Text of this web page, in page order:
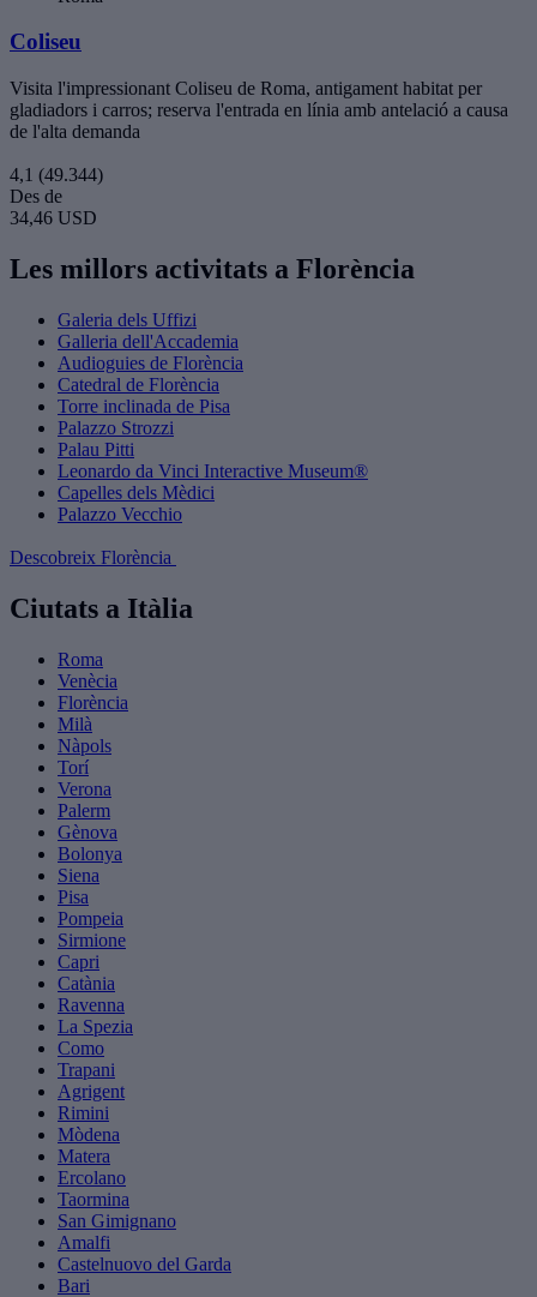
Coliseu
Visita l'impressionant Coliseu de Roma, antigament habitat per
gladiadors i carros; reserva l'entrada en línia amb antelació a causa
de l'alta demanda
4,1 (49.344)
Des de
34,46 USD
Les millors activitats a Florència
Galeria dels Uffizi
Galleria dell'Accademia
Audioguies de Florència
Catedral de Florència
Torre inclinada de Pisa
Palazzo Strozzi
Palau Pitti
Leonardo da Vinci Interactive Museum®
Capelles dels Mèdici
Palazzo Vecchio
Descobreix Florència
Ciutats a Itàlia
Roma
Venècia
Florència
Milà
Nàpols
Torí
Verona
Palerm
Gènova
Bolonya
Siena
Pisa
Pompeia
Sirmione
Capri
Catània
Ravenna
La Spezia
Como
Trapani
Agrigent
Rimini
Mòdena
Matera
Ercolano
Taormina
San Gimignano
Amalfi
Castelnuovo del Garda
Bari